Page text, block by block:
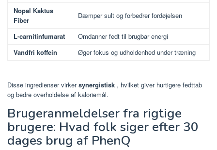
Nopal Kaktus
Fiber
Dæmper sult og forbedrer fordøjelsen
L-carnitinfumarat
Omdanner fedt til brugbar energi
Vandfri koffein
Øger fokus og udholdenhed under træning
Disse ingredienser virkersynergistisk , hvilket giver hurtigere fedttab
og bedre overholdelse af kaloriemål.
Brugeranmeldelser fra rigtige
brugere: Hvad folk siger efter 30
dages brug af PhenQ